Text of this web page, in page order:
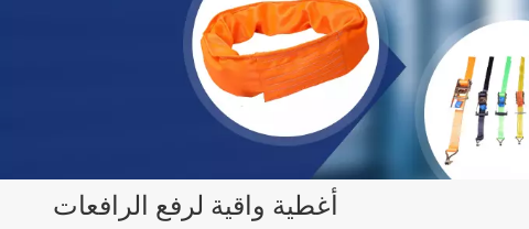
أغطية واقية لرفع الرافعات